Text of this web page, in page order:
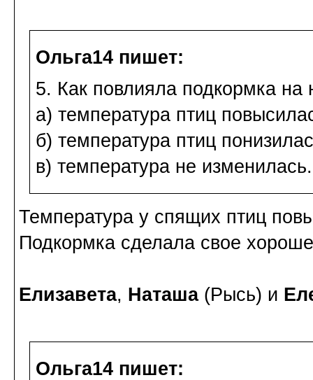
Ольга14 пишет:
5. Как повлияла подкормка
а) температура птиц
б) температура птиц
в) температура не изменилась.
Температура у спящих птиц
Подкормка сделала свое
Елизавета, Наташа (Рысь) и
Ольга14 пишет: